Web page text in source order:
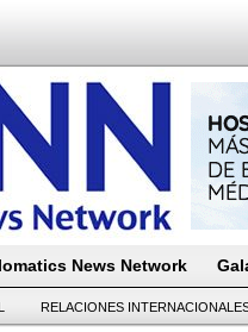
News Network
RELACIONES